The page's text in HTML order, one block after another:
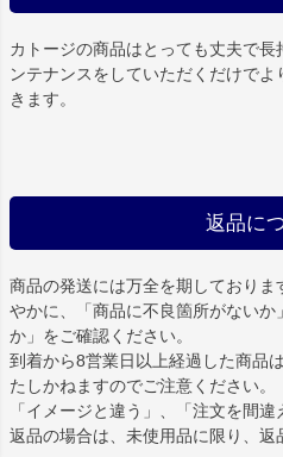
カトージの商品はとっても丈夫で
ンテナンスをしていただくだけで
きます。
返品に
商品の発送には万全を期しており
やかに、「商品に不良箇所がない
か」をご確認ください。
到着から8営業日以上経過した商品
たしかねますのでご注意ください。
「イメージと違う」、「注文を間
返品の場合は、未使用品に限り、返